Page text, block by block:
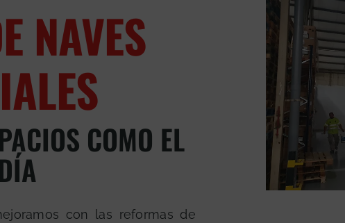
NAVES
COMO EL
con las reformas de